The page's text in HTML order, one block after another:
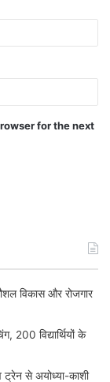
for the next
विकास और रोजगार
200 विद्यार्थियों के
ट्रेन से अयोध्या-काशी